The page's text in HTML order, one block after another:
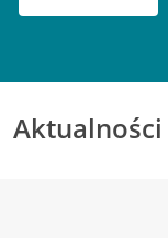
Aktualności